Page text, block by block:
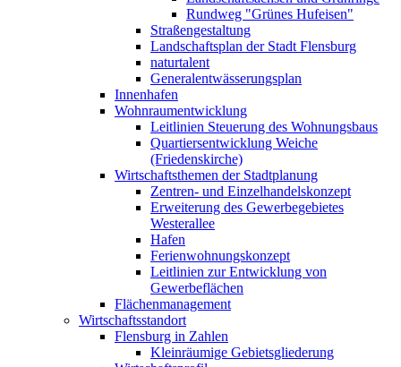
Rundweg "Grünes Hufeisen"
Straßengestaltung
Landschaftsplan der Stadt Flensburg
naturtalent
Generalentwässerungsplan
Innenhafen
Wohnraumentwicklung
Leitlinien Steuerung des Wohnungsbaus
Quartiersentwicklung Weiche
(Friedenskirche)
Wirtschaftsthemen der Stadtplanung
Zentren- und Einzelhandelskonzept
Erweiterung des Gewerbegebietes
Westerallee
Hafen
Ferienwohnungskonzept
Leitlinien zur Entwicklung von
Gewerbeflächen
Flächenmanagement
Wirtschaftsstandort
Flensburg in Zahlen
Kleinräumige Gebietsgliederung